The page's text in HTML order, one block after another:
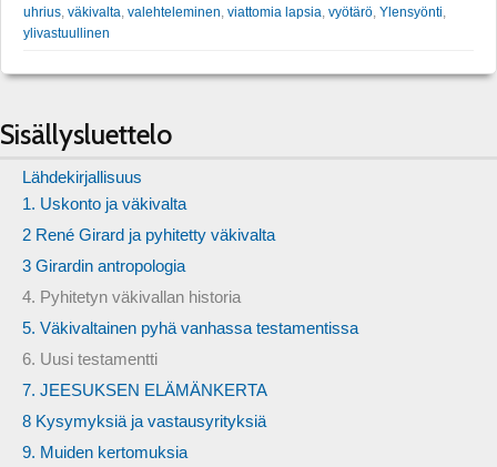
uhrius väkivalta valehteleminen viattomia lapsia vyötärö Ylensyönti
ylivastuullinen
Sisällysluettelo
Lähdekirjallisuus
1. Uskonto ja väkivalta
2 René Girard ja pyhitetty väkivalta
3 Girardin antropologia
4. Pyhitetyn väkivallan historia
5. Väkivaltainen pyhä vanhassa testamentissa
6. Uusi testamentti
7. JEESUKSEN ELÄMÄNKERTA
8 Kysymyksiä ja vastausyrityksiä
9. Muiden kertomuksia